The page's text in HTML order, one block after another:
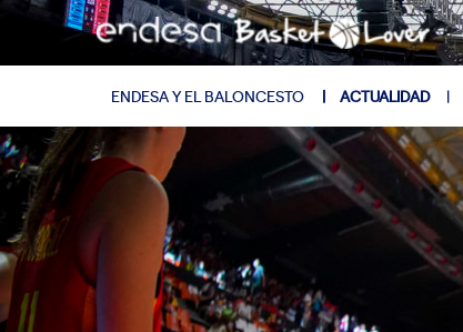
ENDESA Y EL BALONCESTO ACTUALIDAD